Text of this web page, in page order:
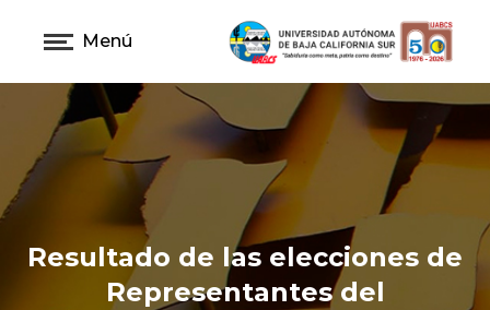
Menú
Resultado de las elecciones de
Representantes del